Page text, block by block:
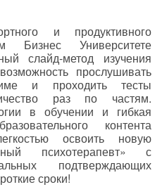
и продуктивного
Университете
слайд-метод изучения
прослушивать
и проходить тесты
раз по частям.
в обучении и гибкая
контента
освоить новую
психотерапевт» с
подтверждающих
сроки!